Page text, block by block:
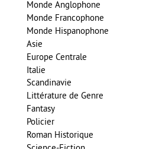
Monde Anglophone
Monde Francophone
Monde Hispanophone
Asie
Europe Centrale
Italie
Scandinavie
Littérature de Genre
Fantasy
Policier
Roman Historique